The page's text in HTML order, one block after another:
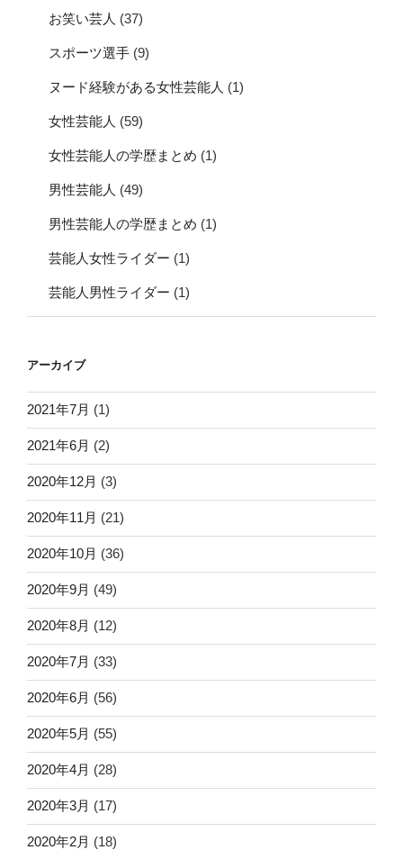
お笑い芸人 (37)
スポーツ選手 (9)
ヌード経験がある女性芸能人 (1)
女性芸能人 (59)
女性芸能人の学歴まとめ (1)
男性芸能人 (49)
男性芸能人の学歴まとめ (1)
芸能人女性ライダー (1)
芸能人男性ライダー (1)
アーカイブ
2021年7月 (1)
2021年6月 (2)
2020年12月 (3)
2020年11月 (21)
2020年10月 (36)
2020年9月 (49)
2020年8月 (12)
2020年7月 (33)
2020年6月 (56)
2020年5月 (55)
2020年4月 (28)
2020年3月 (17)
2020年2月 (18)